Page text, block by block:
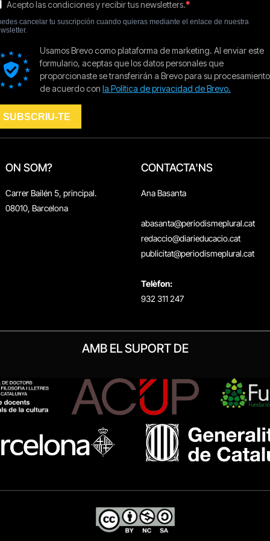
ON SOM?
Carrer Bailén 5, principal.
08010, Barcelona
CONTACTA'NS
Ana Basanta
abasanta@periodismeplural.cat
redaccio@diarieducacio.cat
publicitat@periodismeplural.cat
Telèfon:
932 311 247
AMB EL SUPORT DE